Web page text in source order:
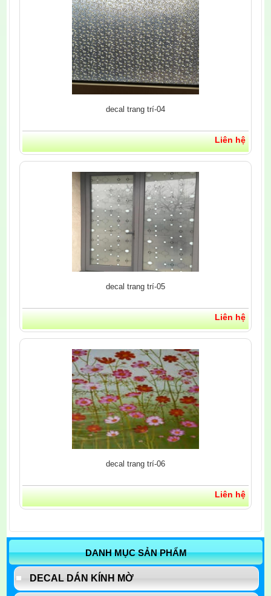
decal trang trí-04
Liên hệ
decal trang trí-05
Liên hệ
decal trang trí-06
Liên hệ
DANH MỤC SẢN PHẨM
DECAL DÁN KÍNH MỜ